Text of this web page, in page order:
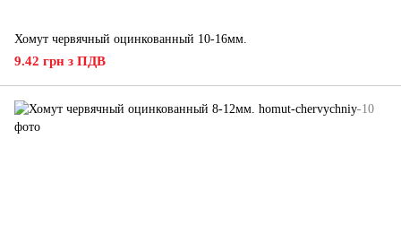
Хомут червячный оцинкованный 10-16мм.
9.42 грн з ПДВ